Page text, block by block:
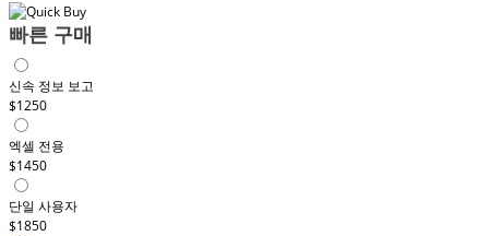
빠른 구매
신속 정보 보고
$1250
엑셀 전용
$1450
단일 사용자
$1850